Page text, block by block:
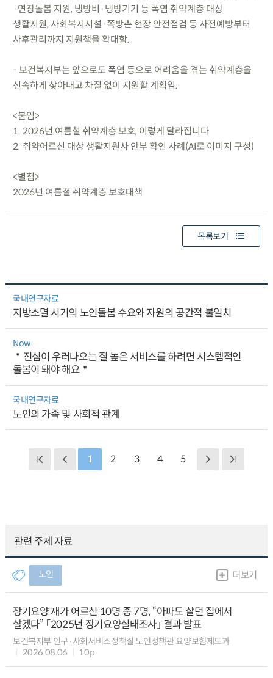
·연장돌봄 지원, 냉방비·냉방기기 등 폭염 취약계층 대상
생활지원, 사회복지시설·쪽방촌 현장 안전점검 등 사전예방부터
사후관리까지 지원책을 확대함.
- 보건복지부는 앞으로도 폭염 등으로 어려움을 겪는 취약계층을
신속하게 찾아내고 차질 없이 지원할 계획임.
<붙임>
1. 2026년 여름철 취약계층 보호, 이렇게 달라집니다
2. 취약어르신 대상 생활지원사 안부 확인 사례(AI로 이미지 구성)
<별첨>
2026년 여름철 취약계층 보호대책
목록보기
국내연구자료
지방소멸 시기의 노인돌봄 수요와 자원의 공간적 불일치
Now
＂진심이 우러나오는 질 높은 서비스를 하려면 시스템적인
돌봄이 돼야 해요＂
국내연구자료
노인의 가족 및 사회적 관계
1 2 3 4 5
관련 주제 자료
노인 더보기
장기요양 재가 어르신 10명 중 7명, “아파도 살던 집에서
살겠다” 「2025년 장기요양실태조사」 결과 발표
보건복지부 인구·사회서비스정책실 노인정책관 요양보험제도과
2026.08.06
10p